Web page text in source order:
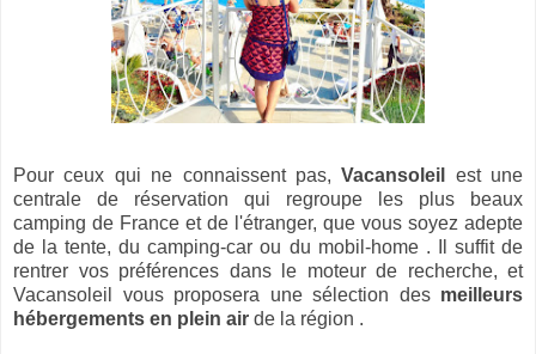
Pour ceux qui ne connaissent pas,Vacansoleil
est une
centrale de réservation qui regroupe les plus beaux
camping de France et de l'étranger, que vous soyez adepte
de la tente, du camping-car ou du mobil-home . Il suffit de
rentrer vos préférences dans le moteur de recherche, et
Vacansoleil vous proposera une sélection des meilleurs
hébergements en plein air de la région .